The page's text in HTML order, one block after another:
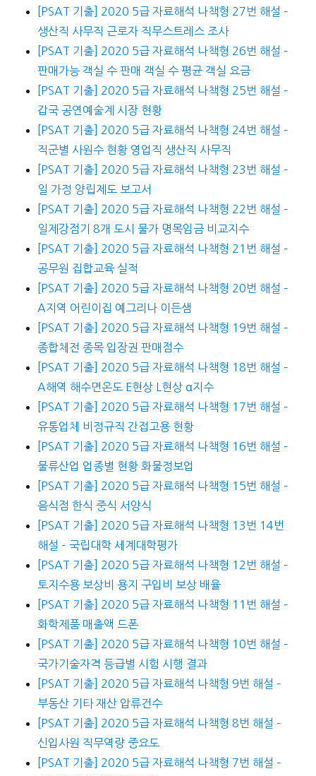
[PSAT 기출] 2020 5급 자료해석 나책형 27번 해설 –
생산직 사무직 근로자 직무스트레스 조사
[PSAT 기출] 2020 5급 자료해석 나책형 26번 해설 –
판매가능 객실 수 판매 객실 수 평균 객실 요금
[PSAT 기출] 2020 5급 자료해석 나책형 25번 해설 –
갑국 공연예술계 시장 현황
[PSAT 기출] 2020 5급 자료해석 나책형 24번 해설 –
직군별 사원수 현황 영업직 생산직 사무직
[PSAT 기출] 2020 5급 자료해석 나책형 23번 해설 –
일 가정 양립제도 보고서
[PSAT 기출] 2020 5급 자료해석 나책형 22번 해설 –
일제강점기 8개 도시 물가 명목임금 비교지수
[PSAT 기출] 2020 5급 자료해석 나책형 21번 해설 –
공무원 집합교육 실적
[PSAT 기출] 2020 5급 자료해석 나책형 20번 해설 –
A지역 어린이집 예그리나 이든샘
[PSAT 기출] 2020 5급 자료해석 나책형 19번 해설 –
종합체전 종목 입장권 판매점수
[PSAT 기출] 2020 5급 자료해석 나책형 18번 해설 –
A해역 해수면온도 E현상 L현상 α지수
[PSAT 기출] 2020 5급 자료해석 나책형 17번 해설 –
유통업체 비정규직 간접고용 현황
[PSAT 기출] 2020 5급 자료해석 나책형 16번 해설 –
물류산업 업종별 현황 화물정보업
[PSAT 기출] 2020 5급 자료해석 나책형 15번 해설 –
음식점 한식 중식 서양식
[PSAT 기출] 2020 5급 자료해석 나책형 13번 14번
해설 – 국립대학 세계대학평가
[PSAT 기출] 2020 5급 자료해석 나책형 12번 해설 –
토지수용 보상비 용지 구입비 보상 배율
[PSAT 기출] 2020 5급 자료해석 나책형 11번 해설 –
화학제품 매출액 드폰
[PSAT 기출] 2020 5급 자료해석 나책형 10번 해설 –
국가기술자격 등급별 시험 시행 결과
[PSAT 기출] 2020 5급 자료해석 나책형 9번 해설 –
부동산 기타 재산 압류건수
[PSAT 기출] 2020 5급 자료해석 나책형 8번 해설 –
신입사원 직무역량 중요도
[PSAT 기출] 2020 5급 자료해석 나책형 7번 해설 –